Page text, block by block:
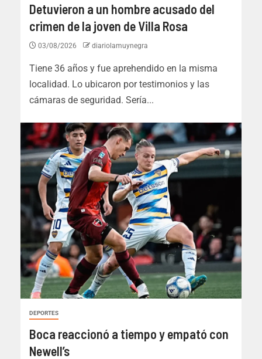
Detuvieron a un hombre acusado del
crimen de la joven de Villa Rosa
03/08/2026 diariolamuynegra
Tiene 36 años y fue aprehendido en la misma
localidad. Lo ubicaron por testimonios y las
cámaras de seguridad. Sería...
DEPORTES
Boca reaccionó a tiempo y empató con
Newell’s